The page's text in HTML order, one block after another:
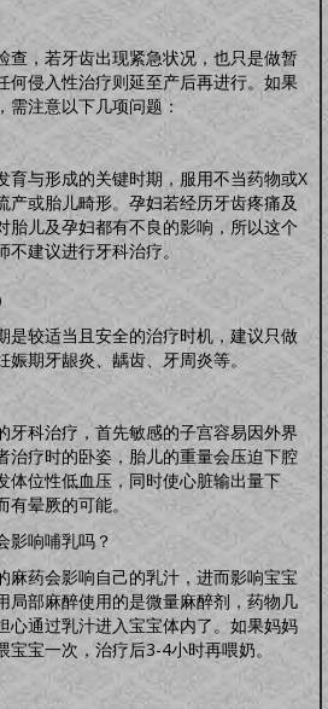
妈妈食谱
世界科研
期
卫生清洁 婴幼健康 护理卫生
日常除菌
查，若牙齿出现紧急状况，也只是做暂
何侵入性治疗则延至产后再进行。如果
需注意以下几项问题：
育与形成的关键时期，服用不当药物或X
产或胎儿畸形。孕妇若经历牙齿疼痛及
胎儿及孕妇都有不良的影响，所以这个
不建议进行牙科治疗。
是较适当且安全的治疗时机，建议只做
期牙龈炎、龋齿、牙周炎等。
牙科治疗，首先敏感的子宫容易因外界
治疗时的卧姿，胎儿的重量会压迫下腔
体位性低血压，同时使心脏输出量下
晕厥的可能。
影响哺乳吗？
麻药会影响自己的乳汁，进而影响宝宝
局部麻醉使用的是微量麻醉剂，药物几
心通过乳汁进入宝宝体内了。如果妈妈
宝一次，治疗后3-4小时再喂奶。